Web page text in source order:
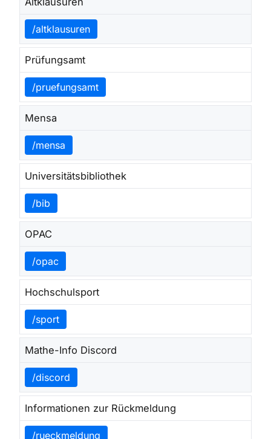
/altklausuren
Prüfungsamt
/pruefungsamt
Mensa
/mensa
Universitätsbibliothek
/bib
OPAC
/opac
Hochschulsport
/sport
Mathe-Info Discord
/discord
Informationen zur Rückmeldung
/rueckmeldung